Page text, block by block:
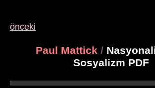
önceki
Paul Mattick /
Sosyalizm PDF